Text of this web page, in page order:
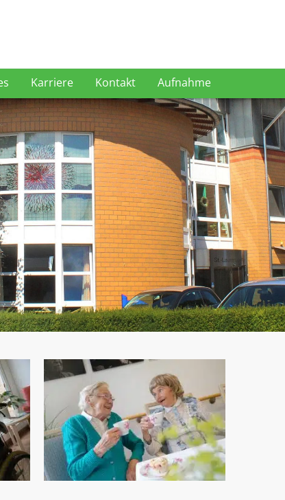
Karriere Kontakt Aufnahme
UND NATUR
direkt an der Berkel,
an die
Coesfelds.